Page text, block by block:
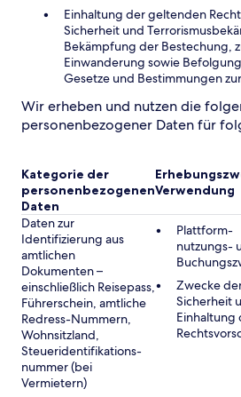
Einhaltung der geltenden
Sicherheit und
Bekämpfung der Bestechung,
Einwanderung sowie
Gesetze und Bestimmungen
Wir erheben und nutzen die
personenbezogener Daten für
Kategorie der
personenbezogenen
Daten
Verwendung
Daten zur
Identifizierung aus
amtlichen
Dokumenten –
einschließlich Reisepass,
Führerschein, amtliche
Redress-Nummern,
Wohnsitzland,
Steueridentifikations-
nummer (bei
Vermietern)
Plattform-
nutzungs-
Zwecke
Sicherheit
Einhaltung